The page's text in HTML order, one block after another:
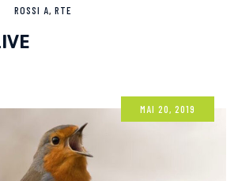
ROSSI A, RTE
MAI 20, 2019